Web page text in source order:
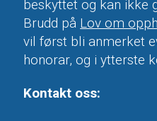
beskyttet og kan ikke
Brudd på Lov om
vil først bli anmerket
honorar, og i ytterste
Kontakt oss: